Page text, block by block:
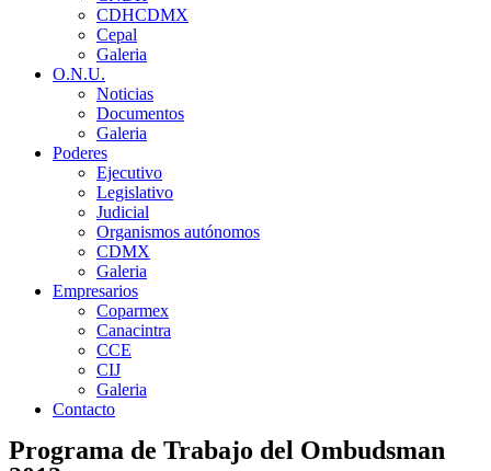
CDHCDMX
Cepal
Galeria
O.N.U.
Noticias
Documentos
Galeria
Poderes
Ejecutivo
Legislativo
Judicial
Organismos autónomos
CDMX
Galeria
Empresarios
Coparmex
Canacintra
CCE
CIJ
Galeria
Contacto
Programa de Trabajo del Ombudsman